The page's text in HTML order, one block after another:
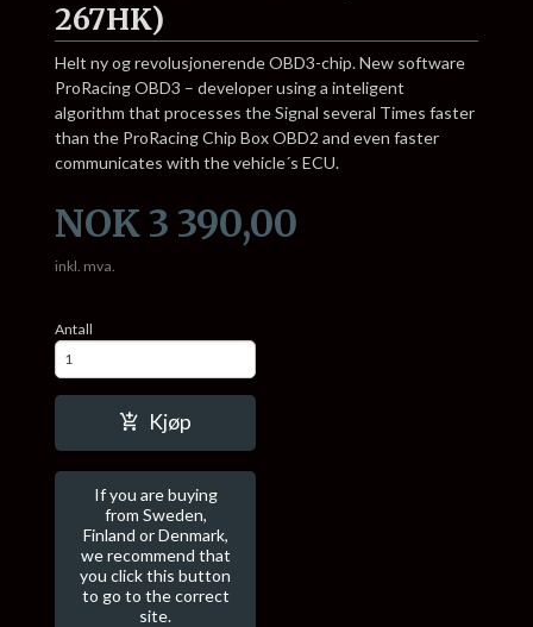
267HK)
Helt ny og revolusjonerende OBD3-chip. New software
ProRacing OBD3 – developer using a inteligent
algorithm that processes the Signal several Times faster
than the ProRacing Chip Box OBD2 and even faster
communicates with the vehicle´s ECU.
Pris
NOK 3 390,00
inkl. mva.
Antall
Kjøp
If you are buying
from Sweden,
Finland or Denmark,
we recommend that
you click this button
to go to the correct
site.